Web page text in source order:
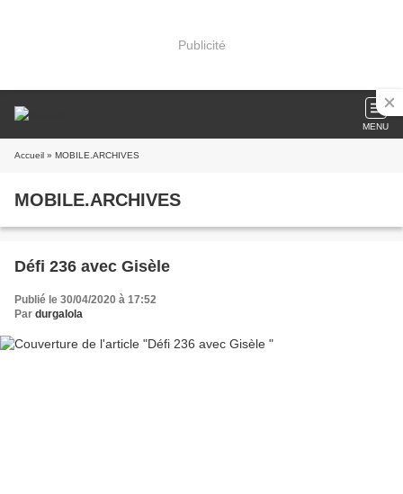
Publicité
MENU
Accueil » MOBILE.ARCHIVES
MOBILE.ARCHIVES
Défi 236 avec Gisèle
Publié le 30/04/2020 à 17:52
Par durgalola